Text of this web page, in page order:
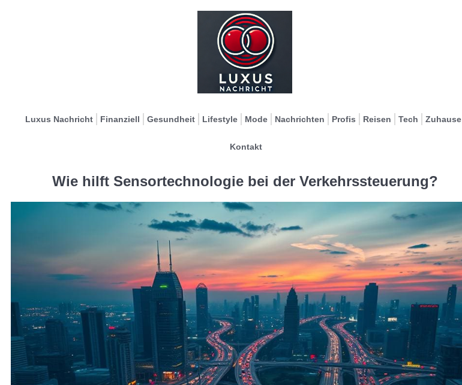
Luxus Nachricht Finanziell Gesundheit Lifestyle Mode Nachrichten Profis Reisen Tech Zuhause
Kontakt
Wie hilft Sensortechnologie bei der Verkehrssteuerung?